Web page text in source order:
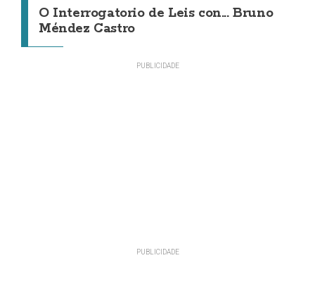
O Interrogatorio de Leis con... Bruno
Méndez Castro